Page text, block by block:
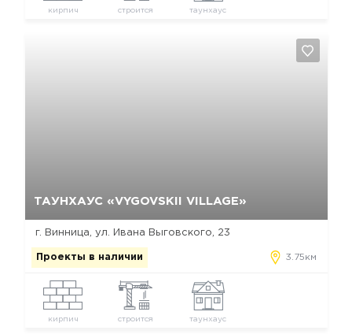
кирпич строится таунхаус
ТАУНХАУС «VYGOVSKII VILLAGE»
г. Винница, ул. Ивана Выговского, 23
Проекты в наличии 3.75км
кирпич строится таунхаус